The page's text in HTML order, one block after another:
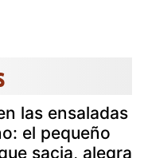
las ensaladas
el pequeño
sacia, alegra